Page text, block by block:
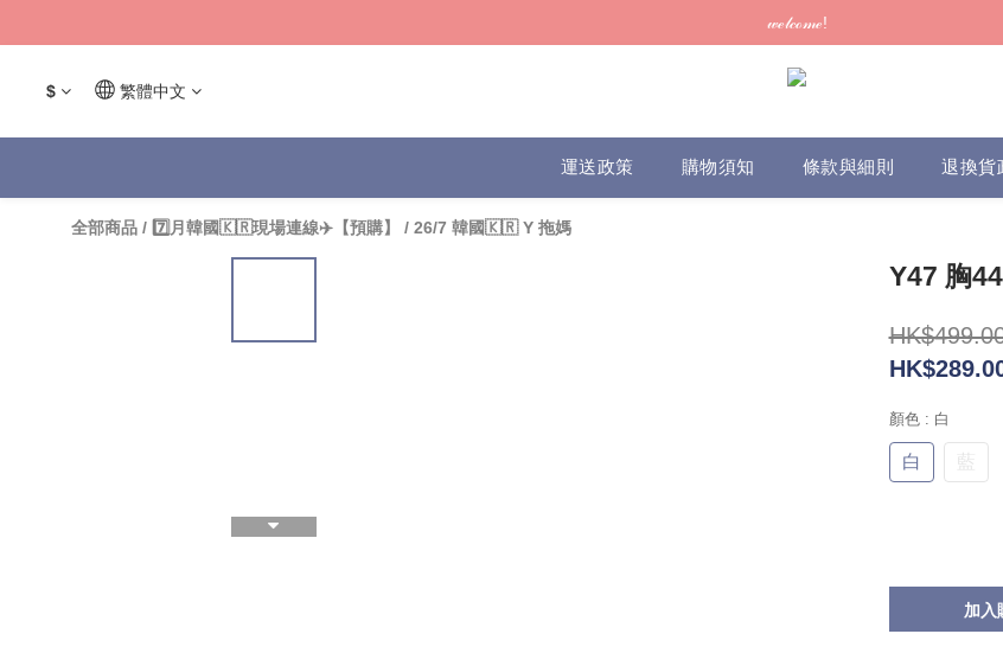
訂單可供取貨/發貨後會發出電郵通知，請填妥正確資料 (*通知以
𝓌ℯ𝓁𝒸ℴ𝓂ℯ!
訂單可供取貨/發貨後會發出電郵通知，請填妥正確資料 (*通知以
$ 繁體中文
運送政策 購物須知 條款與細則 退換貨
全部商品 / 7️⃣月韓國🇰🇷現場連線✈️【預購】 / 26/7 韓國🇰🇷 Y 拖媽
Y47 胸
顏色 : 白
白 藍
加入